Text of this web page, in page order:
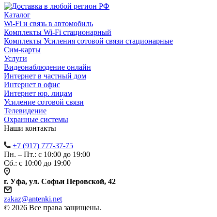
Каталог
Wi-Fi и связь в автомобиль
Комплекты Wi-Fi стационарный
Комплекты Усиления сотовой связи стационарные
Сим-карты
Услуги
Видеонаблюдение онлайн
Интернет в частный дом
Интернет в офис
Интернет юр. лицам
Усиление сотовой связи
Телевидение
Охранные системы
Наши контакты
+7 (917) 777-37-75
Пн. – Пт.: с 10:00 до 19:00
Сб.: с 10:00 до 19:00
г. Уфа, ул. Софьи Перовской, 42
zakaz@antenki.net
© 2026 Все права защищены.